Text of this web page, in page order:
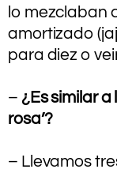
lo mezclaban
amortizado
para diez o
– ¿Es similar
rosa’?
– Llevamos